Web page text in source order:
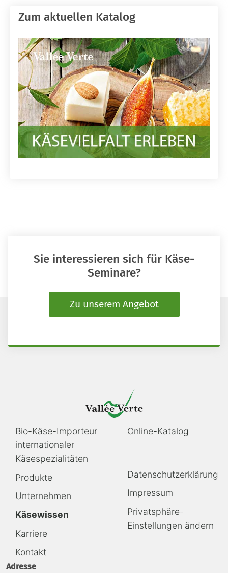
Zum aktuellen Katalog
Sie interessieren sich für Käse-
Seminare?
Zu unserem Angebot
Navigation
überspringen
Bio-Käse-Importeur
internationaler
Käsespezialitäten
Produkte
Unternehmen
Käsewissen
Karriere
Kontakt
Navigation
Online-Katalog
Navigation
überspringen
Datenschutzerklärung
Impressum
Privatsphäre-
Einstellungen ändern
Adresse